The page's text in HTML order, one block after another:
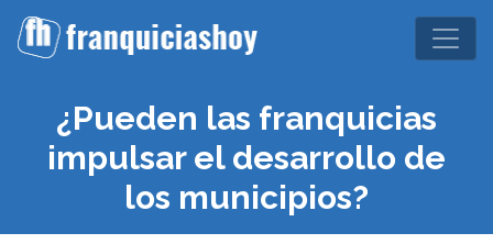
¿Pueden las franquicias
impulsar el desarrollo de
los municipios?